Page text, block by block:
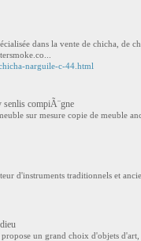
dans la vente de chicha, de
narguile-c-44.html
senlis compiÃ¨gne
sur mesure copie de meuble
d'instruments traditionnels et
un grand choix d'objets